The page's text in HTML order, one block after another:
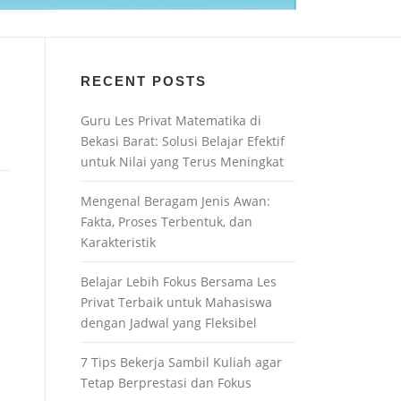
RECENT POSTS
Guru Les Privat Matematika di
Bekasi Barat: Solusi Belajar Efektif
untuk Nilai yang Terus Meningkat
Mengenal Beragam Jenis Awan:
Fakta, Proses Terbentuk, dan
Karakteristik
Belajar Lebih Fokus Bersama Les
Privat Terbaik untuk Mahasiswa
dengan Jadwal yang Fleksibel
7 Tips Bekerja Sambil Kuliah agar
Tetap Berprestasi dan Fokus